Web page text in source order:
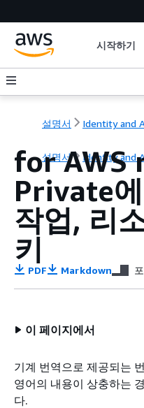
시작하기
설명서 Identity and
설명서 Identity and
for AWS
Private
작업, 리
키
PDF Markdown
이 페이지에서
기계 번역으로 제공되는
영어의 내용이 상충하는
다.